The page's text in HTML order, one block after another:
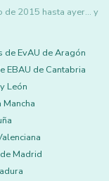
2015 hasta ayer... y
de EvAU de Aragón
EBAU de Cantabria
León
Mancha
Madrid